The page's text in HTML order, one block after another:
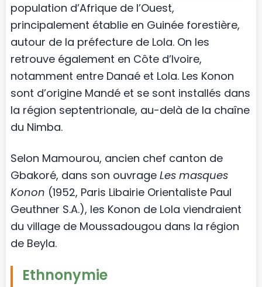
population d’Afrique de l’Ouest,
principalement établie en Guinée forestière,
autour de la préfecture de Lola. On les
retrouve également en Côte d’Ivoire,
notamment entre Danaé et Lola. Les Konon
sont d’origine Mandé et se sont installés dans
la région septentrionale, au-delà de la chaîne
du Nimba.
Selon Mamourou, ancien chef canton de
Gbakoré, dans son ouvrage Les masques
Konon (1952, Paris Libairie Orientaliste Paul
Geuthner S.A.), les Konon de Lola viendraient
du village de Moussadougou dans la région
de Beyla.
Ethnonymie